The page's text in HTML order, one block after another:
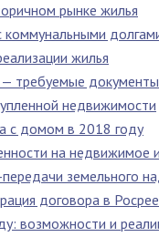
рынке жилья
жилья
требуемые документы
недвижимости
с домом в 2018 году
на недвижимое
земельного
договора в
возможности и